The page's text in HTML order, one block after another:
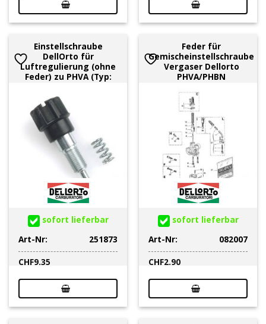
Einstellschraube
DellOrto für
Luftregulierung (ohne
Feder) zu PHVA (Typ:
sofort lieferbar
Art-Nr:
251873
CHF9.35
Feder für
Gemischeinstellschraube
Vergaser Dellorto
PHVA/PHBN
sofort lieferbar
Art-Nr:
082007
CHF2.90